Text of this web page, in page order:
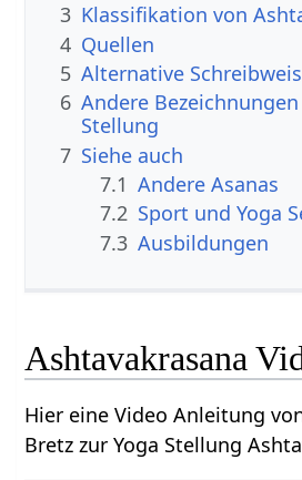
3 Klassifikation von
4 Quellen
5 Alternative
6 Andere
Stellung
7 Siehe auch
7.1 Andere Asanas
7.2 Sport und Yoga
7.3 Ausbildungen
Ashtavakrasana
Hier eine Video Anleitung
Bretz zur Yoga Stellung